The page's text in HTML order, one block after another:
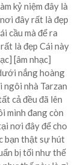
kỷ niệm đây là
đây rất là đẹp
cầu mà để ra
là đẹp Cái này
[âm nhạc]
nắng hoàng
ngôi nhà Tarzan
cả đều đã lên
mình đang còn
nơi đây để cho
bạn thật sự hút
bị tối như thế